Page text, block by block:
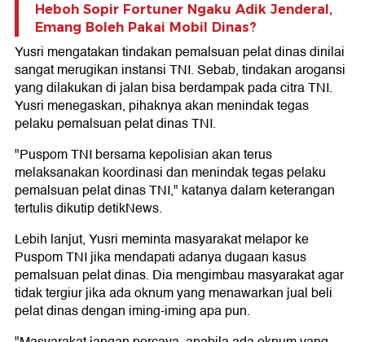
Heboh Sopir Fortuner Ngaku Adik Jenderal,
Emang Boleh Pakai Mobil Dinas?
Yusri mengatakan tindakan pemalsuan pelat dinas dinilai
sangat merugikan instansi TNI. Sebab, tindakan arogansi
yang dilakukan di jalan bisa berdampak pada citra TNI.
Yusri menegaskan, pihaknya akan menindak tegas
pelaku pemalsuan pelat dinas TNI.
"Puspom TNI bersama kepolisian akan terus
melaksanakan koordinasi dan menindak tegas pelaku
pemalsuan pelat dinas TNI," katanya dalam keterangan
tertulis dikutip detikNews.
Lebih lanjut, Yusri meminta masyarakat melapor ke
Puspom TNI jika mendapati adanya dugaan kasus
pemalsuan pelat dinas. Dia mengimbau masyarakat agar
tidak tergiur jika ada oknum yang menawarkan jual beli
pelat dinas dengan iming-iming apa pun.